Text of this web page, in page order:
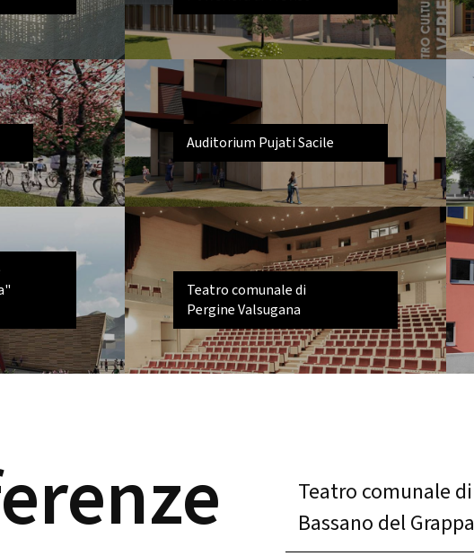
Auditorium Pujati Sacile
Teatro comunale di
Pergine Valsugana
Teatro comunale di
Bassano del Grappa